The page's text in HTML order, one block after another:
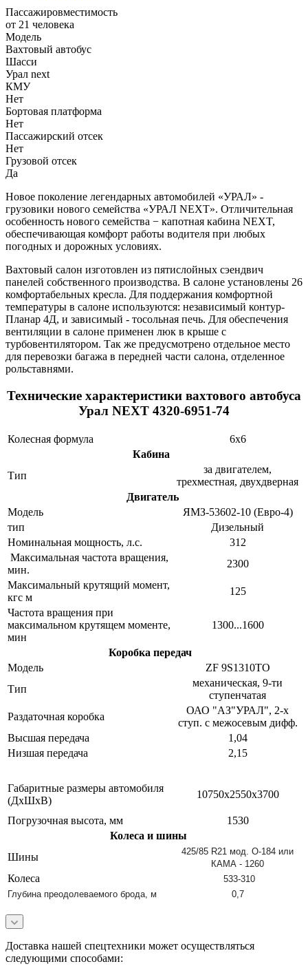
Пассажировместимость
от 21 человека
Модель
Вахтовый автобус
Шасси
Урал next
КМУ
Нет
Бортовая платформа
Нет
Пассажирский отсек
Нет
Грузовой отсек
Да
Новое поколение легендарных автомобилей «УРАЛ» -
грузовики нового семейства «УРАЛ NEXT». Отличительная
особенность нового семейства − капотная кабина NEXT,
обеспечивающая комфорт работы водителя при любых
погодных и дорожных условиях.
Вахтовый салон изготовлен из пятислойных сэендвич
панелей собственного производства. В салоне установлены 26
комфортабельных кресла. Для поддержания комфортной
температуры в салоне используются: независимый контур-
Планар 4Д, и зависимый - тосольная печь. Для обеспечения
вентиляции в салоне применен люк в крыше с
турбовентилятором. Так же предусмотрено отдельное место
для перевозки багажа в передней части салона, отделенное
рольставнями.
Технические характеристики вахтового автобуса
Урал NEXT 4320-6951-74
Колесная формула
6x6
Кабина
Тип
за двигателем,
трехместная, двухдверная
Двигатель
Модель
ЯМЗ-53602-10 (Евро-4)
тип
Дизельный
Номинальная мощность, л.с.
312
Максимальная частота вращения,
мин.
2300
Максимальный крутящий момент,
кгс м
125
Частота вращения при
максимальном крутящем моменте,
мин
1300...1600
Коробка передач
Модель
ZF 9S1310TO
Тип
механическая, 9-ти
ступенчатая
Раздаточная коробка
ОАО "АЗ"УРАЛ", 2-х
ступ. с межосевым дифф.
Высшая передача
1,04
Низшая передача
2,15
Габаритные размеры автомобиля
(ДхШхВ)
10750х2550х3700
Погрузочная высота, мм
1530
Колеса и шины
Шины
425/85 R21 мод. О-184 или
КАМА - 1260
Колеса
533-310
Глубина преодолеваемого брода, м
0,7
Доставка нашей спецтехники может осуществляться
следующими способами: